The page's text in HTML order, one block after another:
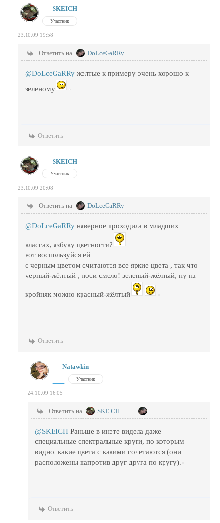
SKEICH
Участник
23.10.09 19:58
Ответить на DoLceGaRRy
@DoLceGaRRy желтые к примеру очень хорошо к
зеленому
Ответить
SKEICH
Участник
23.10.09 20:08
Ответить на DoLceGaRRy
@DoLceGaRRy наверное проходила в младших
классах, азбуку цветности?
вот воспользуйся ей
с черным цветом считаются все яркие цвета , так что
черный-жёлтый , носи смело! зеленый-жёлтый, ну на
кройняк можно красный-жёлтый
Ответить
Natawkin
Участник
24.10.09 16:05
Ответить на SKEICH
@SKEICH Раньше в инете видела даже
специальные спектральные круги, по которым
видно, какие цвета с какими сочетаются (они
расположены напротив друг друга по кругу).
Ответить